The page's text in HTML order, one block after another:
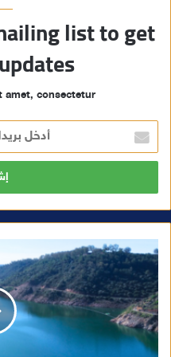
list to get
consectetur.
خ
ل
ر
ا
ل
إ
ل
ك
ت
ر
و